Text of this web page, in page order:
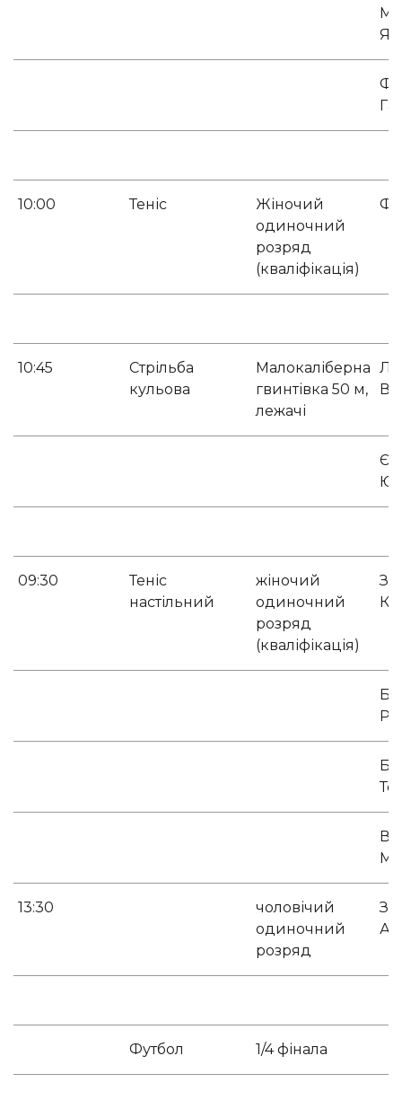
10:00 Теніс
Жіночий
одиночний
розряд
(кваліфікація)
10:45
Стрільба
кульова
Малокаліберна
гвинтівка 50 м,
лежачі
09:30
Теніс
настільний
жіночий
одиночний
розряд
(кваліфікація)
13:30
чоловічий
одиночний
розряд
Футбол 1/4 фінала